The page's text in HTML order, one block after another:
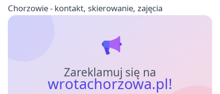
Chorzowie - kontakt, skierowanie, zajęcia
Zareklamuj się na
wrotachorzowa.pl!